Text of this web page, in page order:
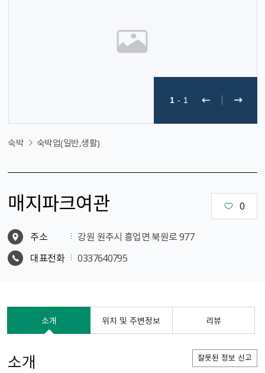
1 - 1
숙박 숙박업(일반,생활)
매지파크여관 0
주소
강원 원주시 흥업면 북원로 977
대표전화
0337640795
소개 위치 및 주변정보 리뷰
소개 잘못된 정보 신고